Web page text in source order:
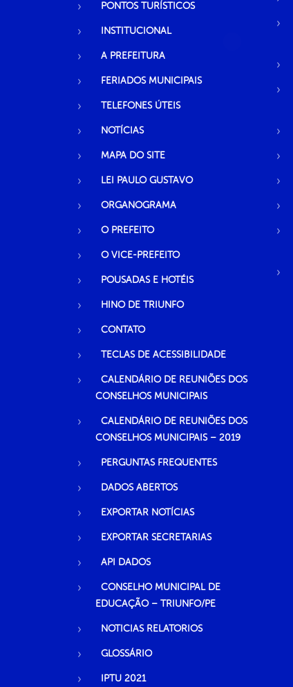
PONTOS TURÍSTICOS
INSTITUCIONAL
A PREFEITURA
FERIADOS MUNICIPAIS
TELEFONES ÚTEIS
NOTÍCIAS
MAPA DO SITE
LEI PAULO GUSTAVO
ORGANOGRAMA
O PREFEITO
O VICE-PREFEITO
POUSADAS E HOTÉIS
HINO DE TRIUNFO
CONTATO
TECLAS DE ACESSIBILIDADE
CALENDÁRIO DE REUNIÕES DOS
CONSELHOS MUNICIPAIS
CALENDÁRIO DE REUNIÕES DOS
CONSELHOS MUNICIPAIS – 2019
PERGUNTAS FREQUENTES
DADOS ABERTOS
EXPORTAR NOTÍCIAS
EXPORTAR SECRETARIAS
API DADOS
CONSELHO MUNICIPAL DE
EDUCAÇÃO – TRIUNFO/PE
NOTICIAS RELATORIOS
GLOSSÁRIO
IPTU 2021